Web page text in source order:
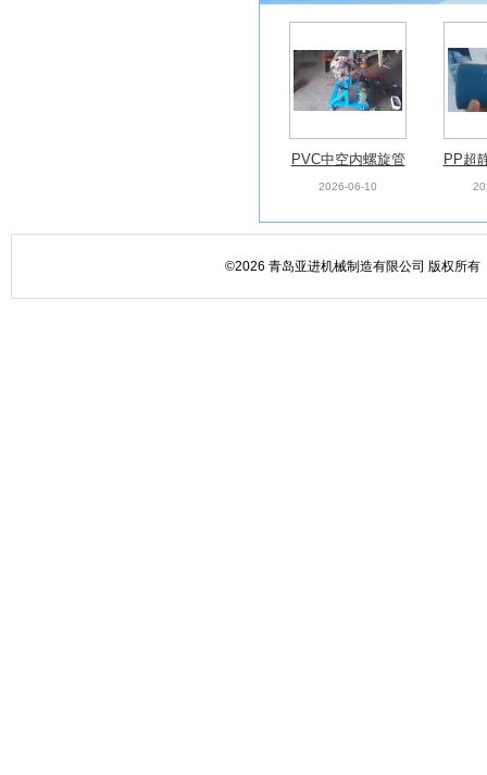
PVC中空内螺旋管
材模具
2026-06-10
PP超
材模
©2026 青岛亚进机械制造有限公司 版权所